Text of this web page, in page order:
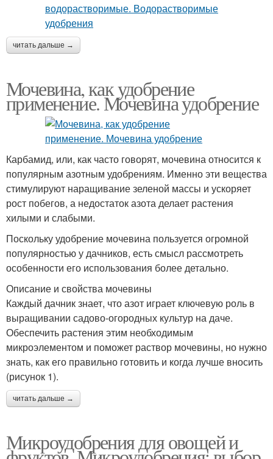
читать дальше →
Мочевина, как удобрение
применение. Мочевина удобрение
Карбамид, или, как часто говорят, мочевина относится к
популярным азотным удобрениям. Именно эти вещества
стимулируют наращивание зеленой массы и ускоряет
рост побегов, а недостаток азота делает растения
хилыми и слабыми.
Поскольку удобрение мочевина пользуется огромной
популярностью у дачников, есть смысл рассмотреть
особенности его использования более детально.
Описание и свойства мочевины
Каждый дачник знает, что азот играет ключевую роль в
выращивании садово-огородных культур на даче.
Обеспечить растения этим необходимым
микроэлементом и поможет раствор мочевины, но нужно
знать, как его правильно готовить и когда лучше вносить
(рисунок 1).
читать дальше →
Микроудобрения для овощей и